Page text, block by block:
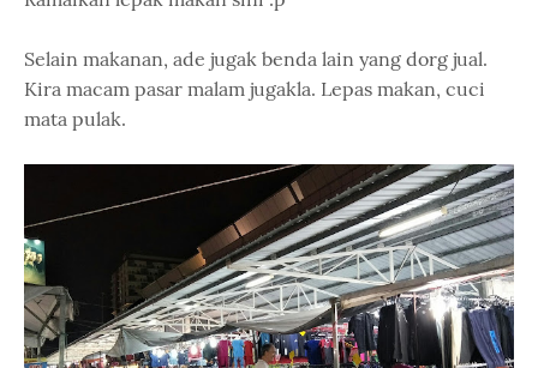
Selain makanan, ade jugak benda lain yang dorg jual.
Kira macam pasar malam jugakla. Lepas makan, cuci
mata pulak.